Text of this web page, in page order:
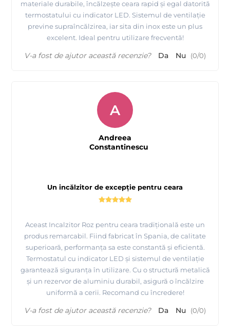
materiale durabile, încălzește ceara rapid și egal datorită
termostatului cu indicator LED. Sistemul de ventilație
previne supraîncălzirea, iar sita din inox este un plus
excelent. Ideal pentru utilizare frecventă!
V-a fost de ajutor această recenzie? Da Nu (0/0)
Un incălzitor de excepție pentru ceara
Aceast Incalzitor Roz pentru ceara tradițională este un
produs remarcabil. Fiind fabricat în Spania, de calitate
superioară, performanța sa este constantă și eficientă.
Termostatul cu indicator LED și sistemul de ventilație
garantează siguranța în utilizare. Cu o structură metalică
și un rezervor de aluminiu durabil, asigură o încălzire
uniformă a cerii. Recomand cu încredere!
A
Andreea
Constantinescu
V-a fost de ajutor această recenzie? Da Nu (0/0)